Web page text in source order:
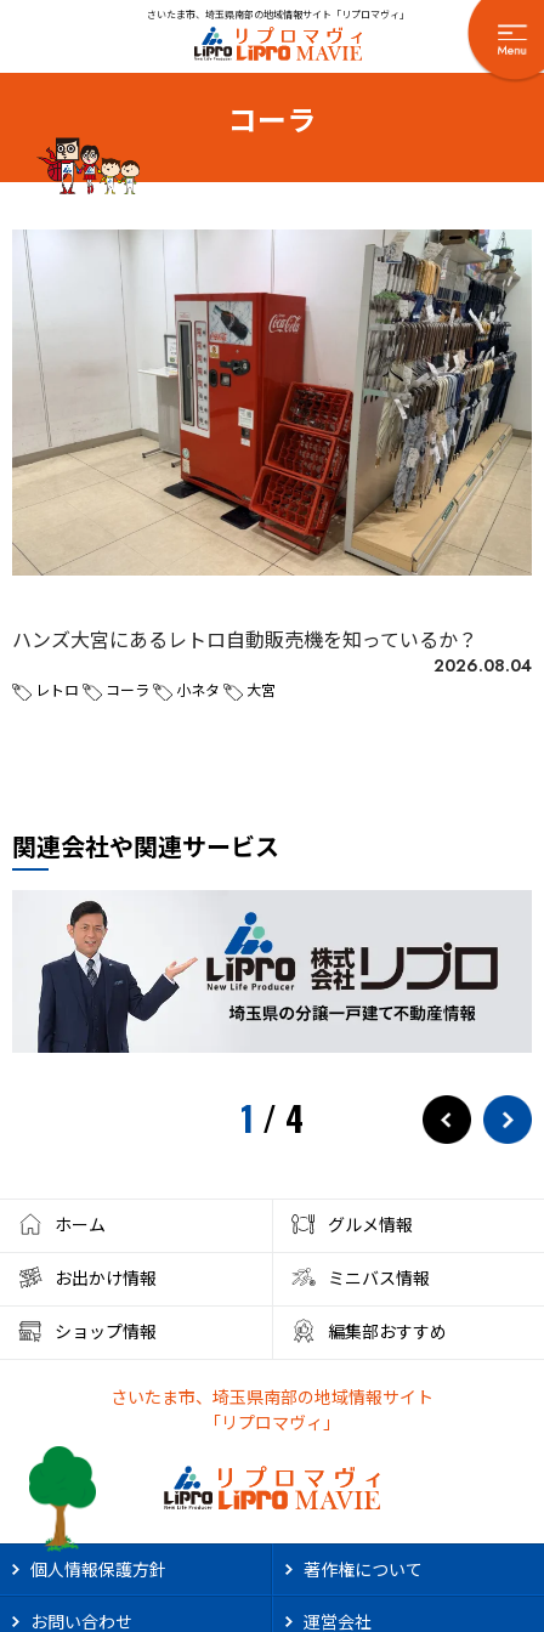
さいたま市、埼玉県南部の地域情報サイト「リプロマヴィ」
コーラ
ハンズ大宮にあるレトロ自動販売機を知っているか？
2026.08.04
レトロ コーラ 小ネタ 大宮
関連会社や関連サービス
1 / 4
ホーム グルメ情報
お出かけ情報 ミニバス情報
ショップ情報 編集部おすすめ
さいたま市、埼玉県南部の地域情報サイト
「リプロマヴィ」
個人情報保護方針 著作権について
お問い合わせ 運営会社